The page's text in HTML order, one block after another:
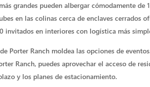
grandes pueden albergar cómodamente
en las colinas cerca de enclaves
invitados en interiores con logística más
Porter Ranch moldea las opciones de
Ranch, puedes aprovechar el acceso de
y los planes de estacionamiento.